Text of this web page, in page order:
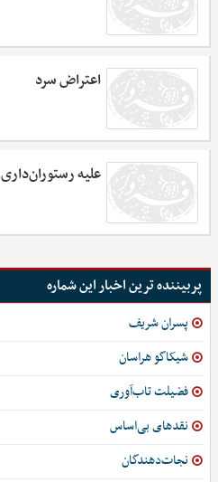
اعتراض سرد
علیه رستوران‌داری
پربیننده ترین اخبار این شماره
پسران شریف
شیکاگو هراسان
فضیلت تاب‌آوری
نقدهای بی‌اساس
نجات‌دهندگان